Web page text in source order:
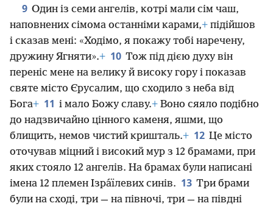
9 Один із семи ангелів, котрі мали сім чаш,
наповнених сімома останніми карами,+ підійшов
і сказав мені: «Ходімо, я покажу тобі наречену,
дружину Ягняти».+ 10 Тож під дією духу він
переніс мене на велику й високу гору і показав
святе місто Єрусалим, що сходило з неба від
Бога+ 11 і мало Божу славу.+ Воно сяяло подібно
до надзвичайно цінного каменя, яшми, що
блищить, немов чистий кришталь.+ 12 Це місто
оточував міцний і високий мур з 12 брамами, при
яких стояло 12 ангелів. На брамах були написані
імена 12 племен Ізра́їлевих синів. 13 Три брами
були на сході, три — на півночі, три — на півдні